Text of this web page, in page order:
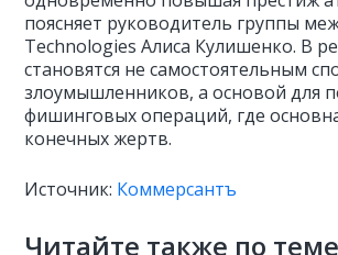
поясняет руководитель группы
Technologies Алиса Кулишенко. В
становятся не самостоятельным
злоумышленников, а основой для
фишинговых операций, где
конечных жертв.
Источник: Коммерсантъ
Читайте также по